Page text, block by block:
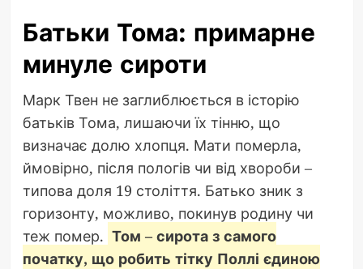
Батьки Тома: примарне
минуле сироти
Марк Твен не заглиблюється в історію
батьків Тома, лишаючи їх тінню, що
визначає долю хлопця. Мати померла,
ймовірно, після пологів чи від хвороби –
типова доля 19 століття. Батько зник з
горизонту, можливо, покинув родину чи
теж помер. Том – сирота з самого
початку, що робить тітку Поллі єдиною